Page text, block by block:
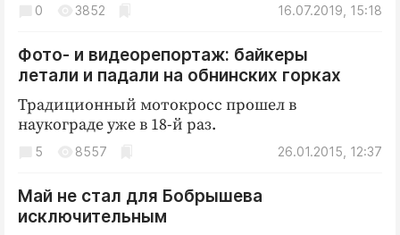
Издания
Интересное чтиво
Клиника года
Бренд года
Работодатель года
16.07.2019, 15:18
0 3852
Фото- и видеорепортаж: байкеры
летали и падали на обнинских горках
Традиционный мотокросс прошел в
наукограде уже в 18-й раз.
26.01.2015, 12:37
5 8557
Май не стал для Бобрышева
исключительным